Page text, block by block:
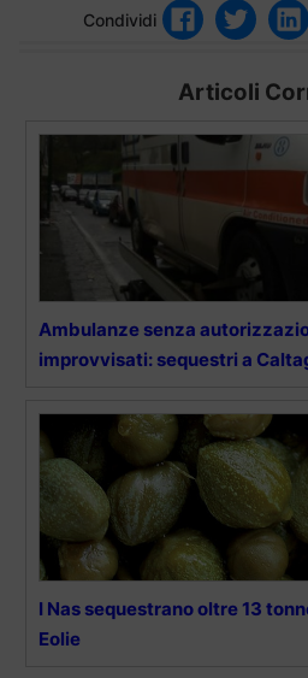
Condividi
Articoli
Ambulanze senza
improvvisati: sequestri a
I Nas sequestrano oltre 13
Eolie